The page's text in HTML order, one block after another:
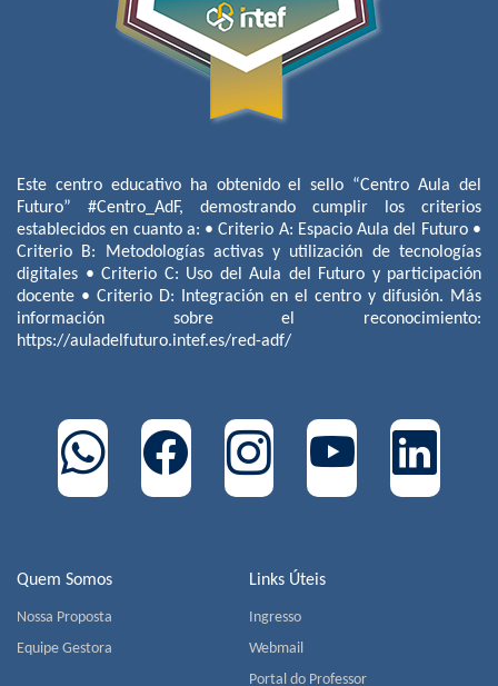
Quem Somos
Nossa Proposta
Equipe Gestora
Links Úteis
Ingresso
Webmail
Portal do Professor
Este centro educativo ha obtenido el sello “Centro Aula del
Futuro” #Centro_AdF, demostrando cumplir los criterios
establecidos en cuanto a: • Criterio A: Espacio Aula del Futuro •
Criterio B: Metodologías activas y utilización de tecnologías
digitales • Criterio C: Uso del Aula del Futuro y participación
docente • Criterio D: Integración en el centro y difusión. Más
información sobre el reconocimiento:
https://auladelfuturo.intef.es/red-adf/